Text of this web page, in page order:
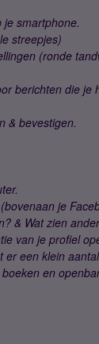
je smartphone.
streepjes)
(ronde
berichten die
& bevestigen.
je
& Wat zien
van je profiel
een klein
en